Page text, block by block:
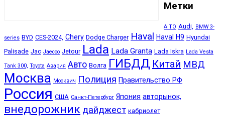
Метки
AITO Audi,
BMW 3-
series BYD CES-2024, Chery Dodge Charger Haval Haval H9 Hyundai
Palisade Jac Jaecoo Jetour Lada Lada Granta Lada Iskra Lada Vesta
Tank 300, Toyota Авария Авто Волга ГИБДД Китай МВД
Москва Москвич Полиция Правительство РФ
Россия США Санкт-Петербург Япония авторынок,
внедорожник дайджест кабриолет